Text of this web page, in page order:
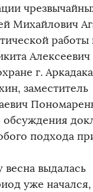
Михайлович
работы
Алексеевич
г.
заместитель
подхода
весна выдалась
уже начался,